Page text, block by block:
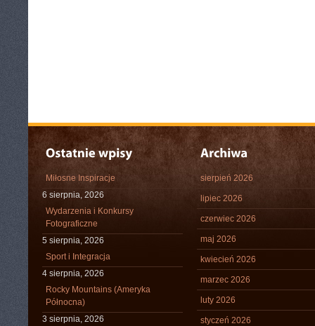
Miłosne Inspiracje
6 sierpnia, 2026
Wydarzenia i Konkursy
Fotograficzne
5 sierpnia, 2026
Sport i Integracja
4 sierpnia, 2026
Rocky Mountains (Ameryka
Północna)
3 sierpnia, 2026
sierpień 2026
lipiec 2026
czerwiec 2026
maj 2026
kwiecień 2026
marzec 2026
luty 2026
styczeń 2026